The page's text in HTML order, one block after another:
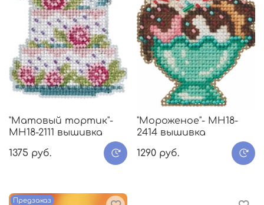
"Матовый тортик"-
МH18-2111 вышивка
1375 руб.
"Мороженое"- МH18-
2414 вышивка
1290 руб.
Предзаказ